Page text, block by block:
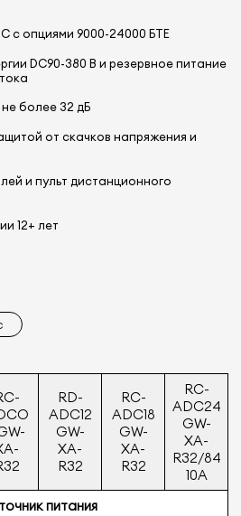
с опциями 9000-24000 БТЕ
DC90-380 В и резервное питание
более 32 дБ
от скачков напряжения и
и пульт дистанционного
12+ лет
RD-
ADC12
GW-
XA-
R32
RC-
ADC18
GW-
XA-
R32
RC-
ADC24
GW-
XA-
R32/84
10A
питания